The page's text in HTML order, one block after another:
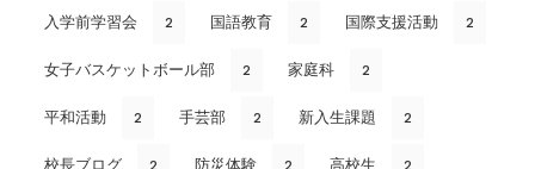
入学前学習会 2 国語教育 2 国際支援活動 2
女子バスケットボール部 2 家庭科 2
平和活動 2 手芸部 2 新入生課題 2